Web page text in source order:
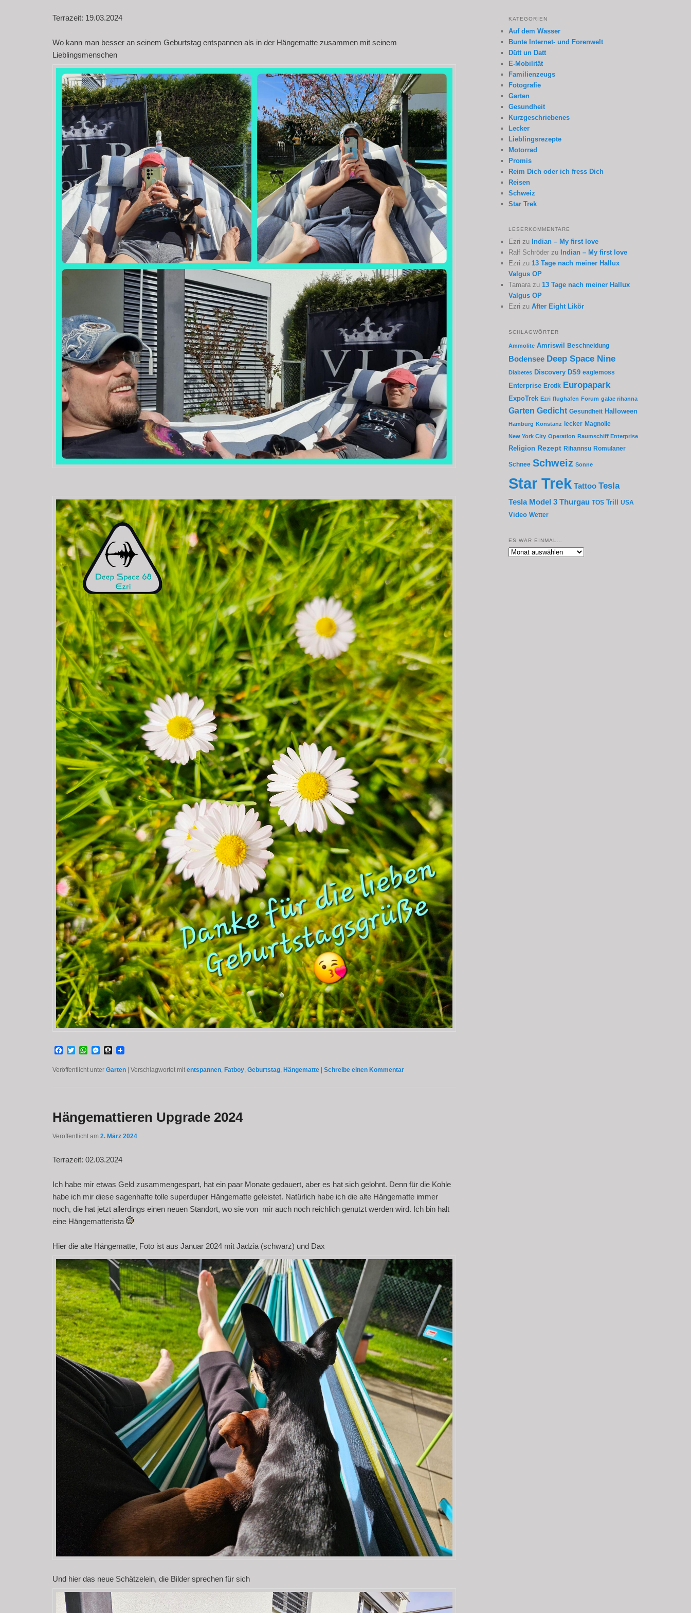
Terrazeit: 19.03.2024
Wo kann man besser an seinem Geburtstag entspannen als in der Hängematte zusammen mit seinem
Lieblingsmenschen
Facebook
TwitterWhatsApp
Messenger
Threema
Veröffentlicht unter Garten |Verschlagwortet mit entspannen ,Fatboy ,Geburtstag ,Hängematte |Schreibe einen Kommentar
Hängemattieren Upgrade 2024
Veröffentlicht am2. März 2024
Terrazeit: 02.03.2024
Ich habe mir etwas Geld zusammengespart, hat ein paar Monate gedauert, aber es hat sich gelohnt. Denn für die Kohle
habe ich mir diese sagenhafte tolle superduper Hängematte geleistet. Natürlich habe ich die alte Hängematte immer
noch, die hat jetzt allerdings einen neuen Standort, wo sie von mir auch noch reichlich genutzt werden wird. Ich bin halt
eine Hängematterista
Hier die alte Hängematte, Foto ist aus Januar 2024 mit Jadzia (schwarz) und Dax
Und hier das neue Schätzelein, die Bilder sprechen für sich
KATEGORIEN
Auf dem Wasser
Bunte Internet- und Forenwelt
Dütt un Datt
E-Mobilität
Familienzeugs
Fotografie
Garten
Gesundheit
Kurzgeschriebenes
Lecker
Lieblingsrezepte
Motorrad
Promis
Reim Dich oder ich fress Dich
Reisen
Schweiz
Star Trek
LESERKOMMENTARE
Ezri zu Indian – My first love
Ralf Schröder zu Indian – My first love
Ezri zu13 Tage nach meiner Hallux
Valgus OP
Tamara zu13 Tage nach meiner Hallux
Valgus OP
Ezri zuAfter Eight Likör
SCHLAGWÖRTER
Ammolite Amriswil Beschneidung
Bodensee Deep Space Nine
Diabetes Discovery DS9 eaglemoss
Enterprise Erotik Europapark
ExpoTrek Ezri flughafen Forum galae rihanna
Garten Gedicht Gesundheit Halloween
Hamburg Konstanz lecker Magnolie
New York City Operation Raumschiff Enterprise
Religion Rezept Rihannsu Romulaner
Schnee Schweiz Sonne
Star Trek Tattoo Tesla
Tesla Model 3 Thurgau TOS Trill USA
Video Wetter
ES WAR EINMAL…
Es